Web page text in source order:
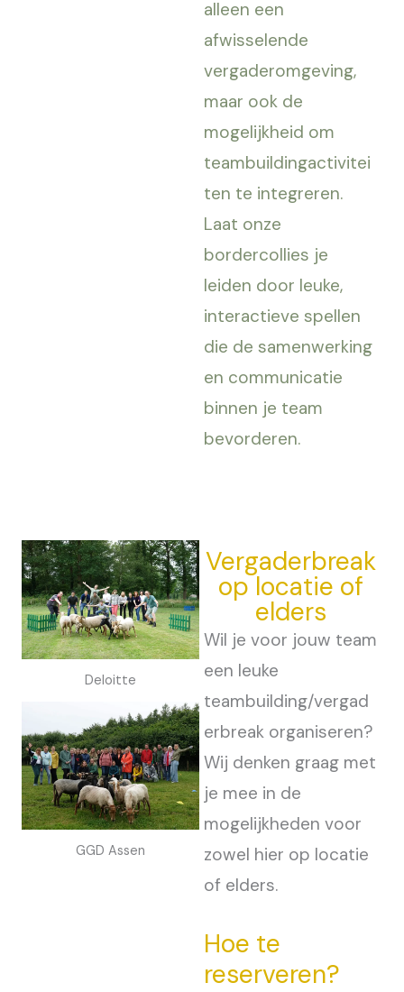
alleen een
afwisselende
vergaderomgeving,
maar ook de
mogelijkheid om
teambuildingactivitei
ten te integreren.
Laat onze
bordercollies je
leiden door leuke,
interactieve spellen
die de samenwerking
en communicatie
binnen je team
bevorderen.
Deloitte
GGD Assen
Vergaderbreak
op locatie of
elders
Wil je voor jouw team
een leuke
teambuilding/vergad
erbreak organiseren?
Wij denken graag met
je mee in de
mogelijkheden voor
zowel hier op locatie
of elders.
Hoe te
reserveren?